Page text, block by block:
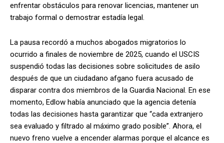
enfrentar obstáculos para renovar licencias, mantener un
trabajo formal o demostrar estadía legal.
La pausa recordó a muchos abogados migratorios lo
ocurrido a finales de noviembre de 2025, cuando el USCIS
suspendió todas las decisiones sobre solicitudes de asilo
después de que un ciudadano afgano fuera acusado de
disparar contra dos miembros de la Guardia Nacional. En ese
momento, Edlow había anunciado que la agencia detenía
todas las decisiones hasta garantizar que “cada extranjero
sea evaluado y filtrado al máximo grado posible”. Ahora, el
nuevo freno vuelve a encender alarmas porque el alcance es